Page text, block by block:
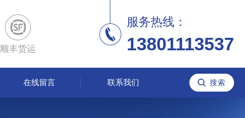
顺丰货运
服务热线：
13801113537
在线留言 联系我们